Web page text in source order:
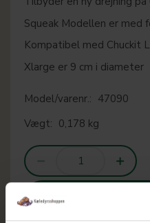
Squeak Modellen er med
Kompatibel med Chuckit
Xlarge er 9 cm i diameter
Model/varenr.: 47090
Vægt: 0,178 kg